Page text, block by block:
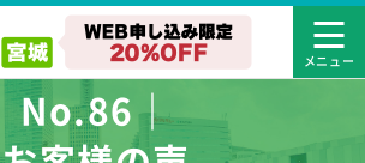
No.86｜